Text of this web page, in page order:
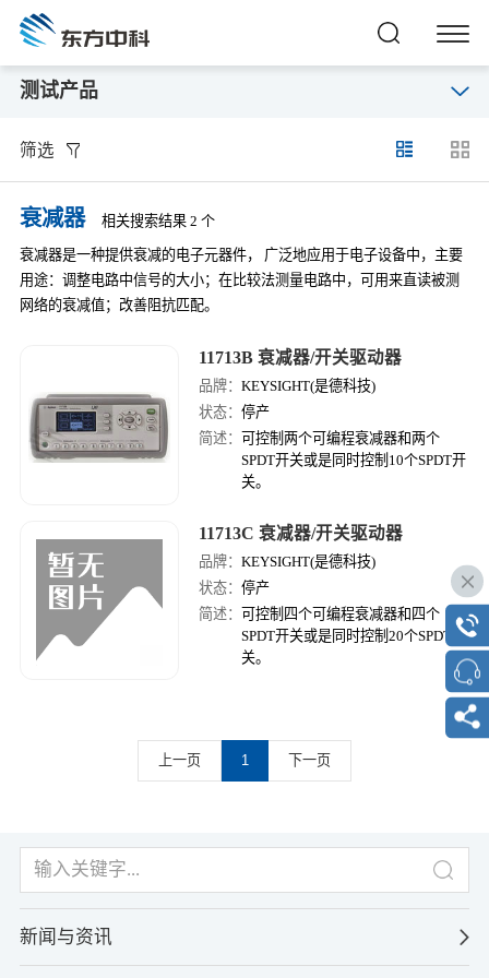
测试产品
筛选
衰减器 相关搜索结果 2 个
衰减器是一种提供衰减的电子元器件， 广泛地应用于电子设备中，主要
用途：调整电路中信号的大小；在比较法测量电路中，可用来直读被测
网络的衰减值；改善阻抗匹配。
11713B 衰减器/开关驱动器
品牌：KEYSIGHT(是德科技)
状态：停产
简述：
可控制两个可编程衰减器和两个
SPDT开关或是同时控制10个SPDT开
关。
11713C 衰减器/开关驱动器
品牌：KEYSIGHT(是德科技)
状态：停产
简述：可控制四个可编程衰减器和四个
SPDT开关或是同时控制20个SPDT开
关。
上一页 1 下一页
新闻与资讯